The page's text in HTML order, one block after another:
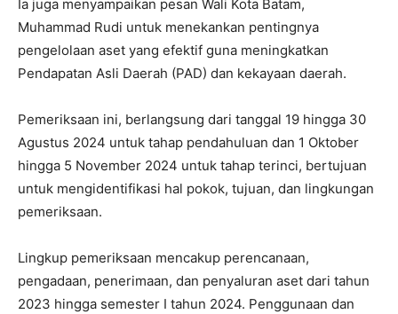
Ia juga menyampaikan pesan Wali Kota Batam,
Muhammad Rudi untuk menekankan pentingnya
pengelolaan aset yang efektif guna meningkatkan
Pendapatan Asli Daerah (PAD) dan kekayaan daerah.
Pemeriksaan ini, berlangsung dari tanggal 19 hingga 30
Agustus 2024 untuk tahap pendahuluan dan 1 Oktober
hingga 5 November 2024 untuk tahap terinci, bertujuan
untuk mengidentifikasi hal pokok, tujuan, dan lingkungan
pemeriksaan.
Lingkup pemeriksaan mencakup perencanaan,
pengadaan, penerimaan, dan penyaluran aset dari tahun
2023 hingga semester I tahun 2024. Penggunaan dan